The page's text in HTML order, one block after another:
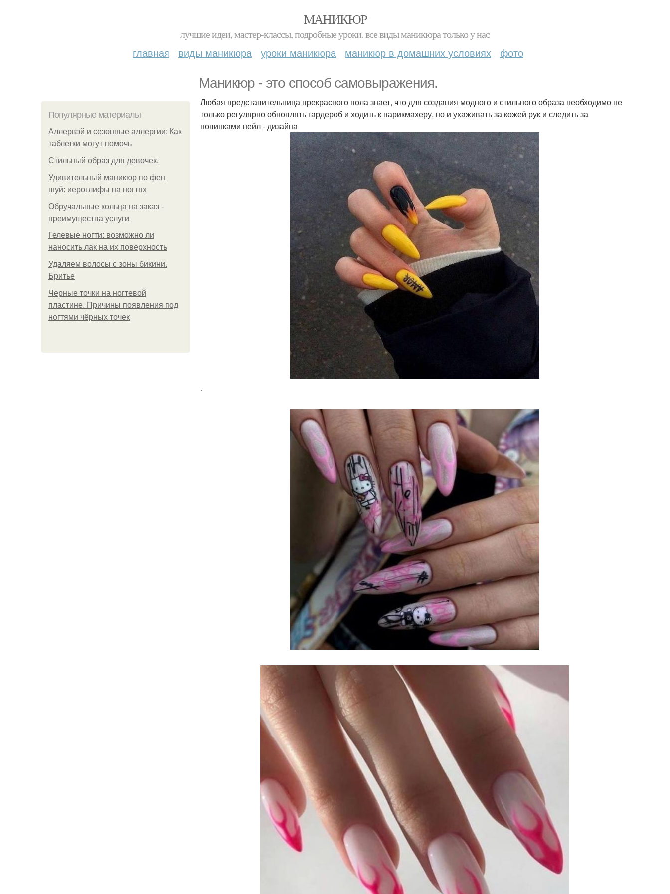
МАНИКЮР
лучшие идеи, мастер-классы, подробные уроки. все виды маникюра только у нас
главная виды маникюра уроки маникюра маникюр в домашних условиях фото
Маникюр - это способ самовыражения.
Популярные материалы
Аллервэй и сезонные аллергии: Как
таблетки могут помочь
Стильный образ для девочек.
Удивительный маникюр по фен
шуй: иероглифы на ногтях
Обручальные кольца на заказ -
преимущества услуги
Гелевые ногти: возможно ли
наносить лак на их поверхность
Удаляем волосы с зоны бикини.
Бритье
Черные точки на ногтевой
пластине. Причины появления под
ногтями чёрных точек
Любая представительница прекрасного пола знает, что для создания модного и стильного образа необходимо не
только регулярно обновлять гардероб и ходить к парикмахеру, но и ухаживать за кожей рук и следить за
новинками нейл - дизайна
.